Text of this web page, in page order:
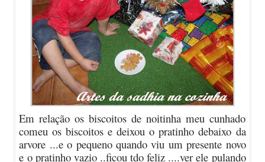
Em relação os biscoitos de noitinha meu cunhado
comeu os biscoitos e deixou o pratinho debaixo da
arvore ...e o pequeno quando viu um presente novo
e o pratinho vazio ..ficou tdo feliz ....ver ele pulando